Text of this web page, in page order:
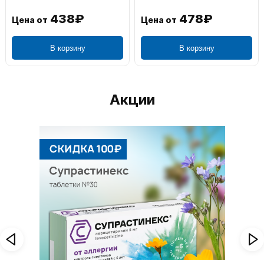
Цена от 438₽
В корзину
Цена от 478₽
В корзину
Акции